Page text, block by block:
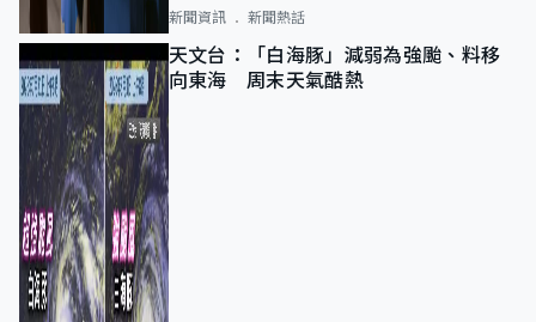
新聞資訊 新聞熱話
天文台：「白海豚」減弱為強颱、料移
向東海 周末天氣酷熱